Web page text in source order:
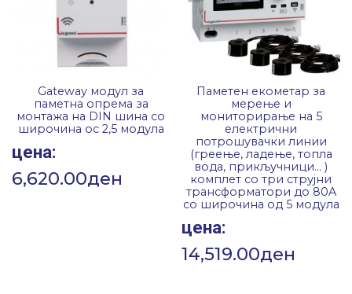
Gateway модул за
паметна опрема за
монтажа на DIN шина со
широчина ос 2,5 модула
цена:
6,620.00ден
Паметен екометар за
мерење и
мониторирање на 5
електрични
потрошувачки линии
(греење, ладење, топла
вода, прикључници… )
комплет со три струјни
трансформатори до 80A
со широчина од 5 модула
цена:
14,519.00ден